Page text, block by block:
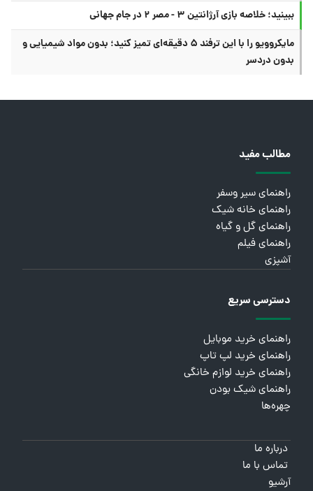
ببینید؛ خلاصه بازی آرژانتین ۳ - مصر ۲ در جام جهانی
مایکروویو را با این ترفند ۵ دقیقه‌ای تمیز کنید؛ بدون مواد شیمیایی و
بدون دردسر
مطالب مفید
راهنمای سیر وسفر
راهنمای خانه شیک
راهنمای گل و گیاه
راهنمای فیلم
آشپزی
دسترسی سریع
راهنمای خرید موبایل
راهنمای خرید لپ تاپ
راهنمای خرید لوازم خانگی
راهنمای شیک بودن
چهره‌ها
درباره ما
تماس با ما
آرشیو